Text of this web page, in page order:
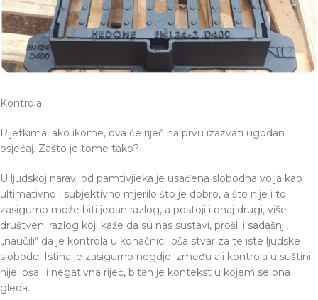
Kontrola.
Rijetkima, ako ikome, ova će riječ na prvu izazvati ugodan
osjećaj. Zašto je tome tako?
U ljudskoj naravi od pamtivjieka je usađena slobodna volja kao
ultimativno i subjektivno mjerilo što je dobro, a što nije i to
zasigurno može biti jedan razlog, a postoji i onaj drugi, više
društveni razlog koji kaže da su nas sustavi, prošli i sadašnji,
„naučili“ da je kontrola u konačnici loša stvar za te iste ljudske
slobode. Istina je zasigurno negdje između ali kontrola u suštini
nije loša ili negativna riječ, bitan je kontekst u kojem se ona
gleda.